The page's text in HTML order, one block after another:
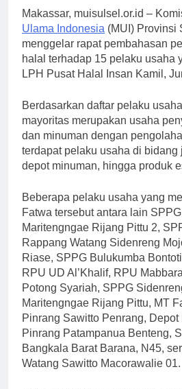
Makassar, muisulsel.or.id –
Ulama Indonesia (MUI) Provinsi
menggelar rapat pembahasan
halal terhadap 15 pelaku usaha
LPH Pusat Halal Insan Kamil,
Berdasarkan daftar pelaku
mayoritas merupakan usaha
dan minuman dengan
terdapat pelaku usaha di bidang
depot minuman, hingga produk
Beberapa pelaku usaha yang
Fatwa tersebut antara lain
Maritengngae Rijang Pittu 2,
Rappang Watang Sidenreng
Riase, SPPG Bulukumba
RPU UD Al’Khalif, RPU
Potong Syariah, SPPG
Maritengngae Rijang Pittu, MT
Pinrang Sawitto Penrang,
Pinrang Patampanua Benteng,
Bangkala Barat Barana, N45,
Watang Sawitto Macorawalie 01.